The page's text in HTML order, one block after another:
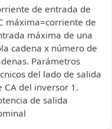
de entrada de
máxima=corriente de
máxima de una
cadena x número de
Parámetros
del lado de salida
CA del inversor 1.
de salida